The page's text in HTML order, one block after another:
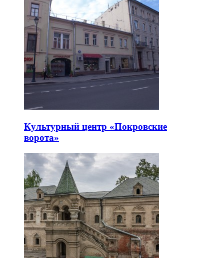
Культурный центр «Покровские
ворота»